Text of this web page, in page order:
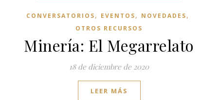
CONVERSATORIOS, EVENTOS, NOVEDADES,
OTROS RECURSOS
Minería: El Megarrelato
18 de diciembre de 2020
LEER MÁS